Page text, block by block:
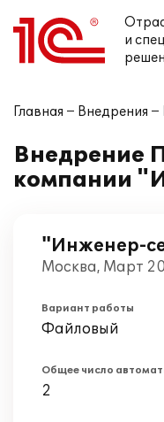
и
Главная Внедрения
Внедрение
компании
"Инженер-
Москва, Март
Вариант работы
Файловый
Общее число
2